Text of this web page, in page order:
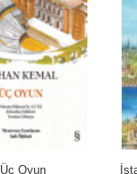
Üç Oyun